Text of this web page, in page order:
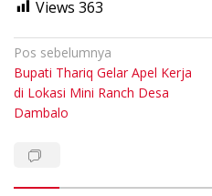
Views 363
Navigasi
pos
Pos sebelumnya
Bupati Thariq Gelar Apel Kerja
di Lokasi Mini Ranch Desa
Dambalo